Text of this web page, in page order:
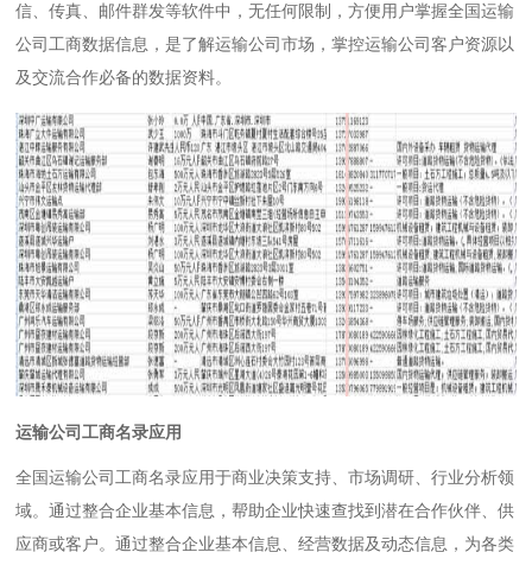
信、传真、邮件群发等软件中，无任何限制，方便用户掌握全国运输
公司工商数据信息，是了解运输公司市场，掌控运输公司客户资源以
及交流合作必备的数据资料。
运输公司工商名录应用
全国运输公司工商名录应用于商业决策支持、市场调研、行业分析领
域。通过整合企业基本信息，帮助企业快速查找到潜在合作伙伴、供
应商或客户。通过整合企业基本信息、经营数据及动态信息，为各类